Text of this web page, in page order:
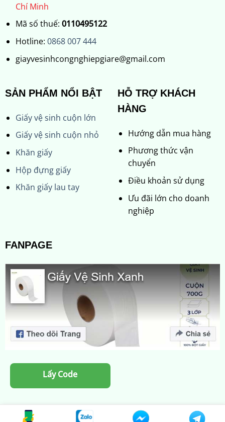
Chí Minh
Mã số thuế: 0110495122
Hotline: 0868 007 444
giayvesinhcongnghiepgiare@gmail.com
SẢN PHẨM NỔI BẬT
Giấy vệ sinh cuộn lớn
Giấy vệ sinh cuộn nhỏ
Khăn giấy
Hộp đựng giấy
Khăn giấy lau tay
HỖ TRỢ KHÁCH
HÀNG
Hướng dẫn mua hàng
Phương thức vận
chuyển
Điều khoản sử dụng
Ưu đãi lớn cho doanh
nghiệp
FANPAGE
Lấy Code